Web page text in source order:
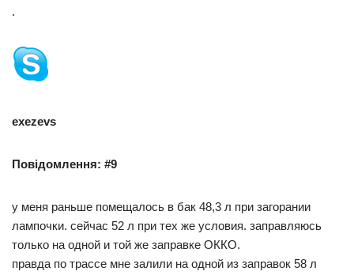
.
exezevs
Повідомлення: #9
у меня раньше помещалось в бак 48,3 л при загорании
лампочки. сейчас 52 л при тех же условия. заправляюсь
только на одной и той же заправке ОККО.
правда по трассе мне залили на одной из заправок 58 л